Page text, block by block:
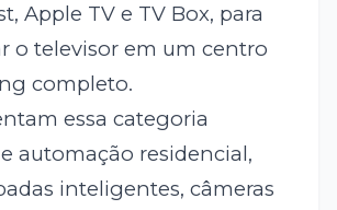
Apple TV e TV Box, para
o televisor em um centro
completo.
essa categoria
automação residencial,
inteligentes, câmeras